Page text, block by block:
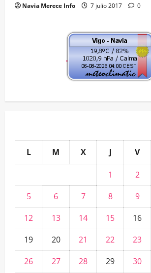
Navia Merece Info 7 julio 2017 0
L M X J V
1 2
5
6 7 8 9
12
13 14 15 16
19
20 21 22 23
26
27 28 29 30